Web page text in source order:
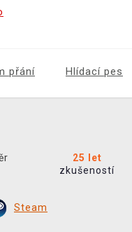
přání Hlídací pes
25 let
zkušeností
Steam